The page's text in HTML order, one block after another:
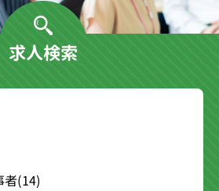
求人検索
者(14)